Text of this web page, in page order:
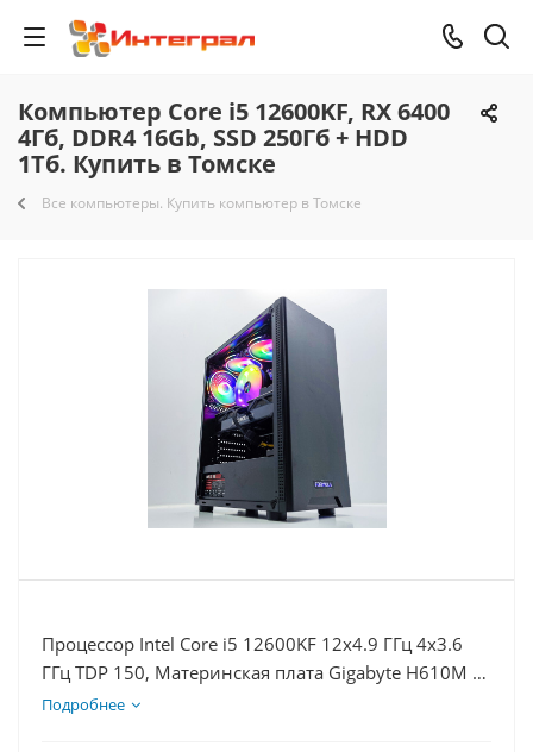
Компьютер Core i5 12600KF, RX 6400
4Гб, DDR4 16Gb, SSD 250Гб + HDD
1Тб. Купить в Томске
Все компьютеры. Купить компьютер в Томске
Процессор Intel Core i5 12600KF 12x4.9 ГГц 4x3.6
ГГц TDP 150, Материнская плата Gigabyte H610M K,
Видеокарта RX 6400 4Гб, Память DDR4 16Gb,
Подробнее